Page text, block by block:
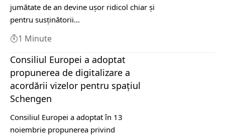
jumătate de an devine ușor ridicol chiar și
pentru susținătorii…
1 Minute
Consiliul Europei a adoptat
propunerea de digitalizare a
acordării vizelor pentru spațiul
Schengen
Consiliul Europei a adoptat în 13
noiembrie propunerea privind